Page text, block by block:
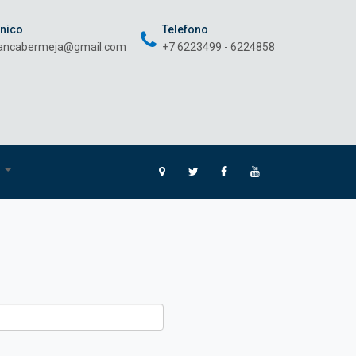
Telefono
+7 6223499 - 6224858